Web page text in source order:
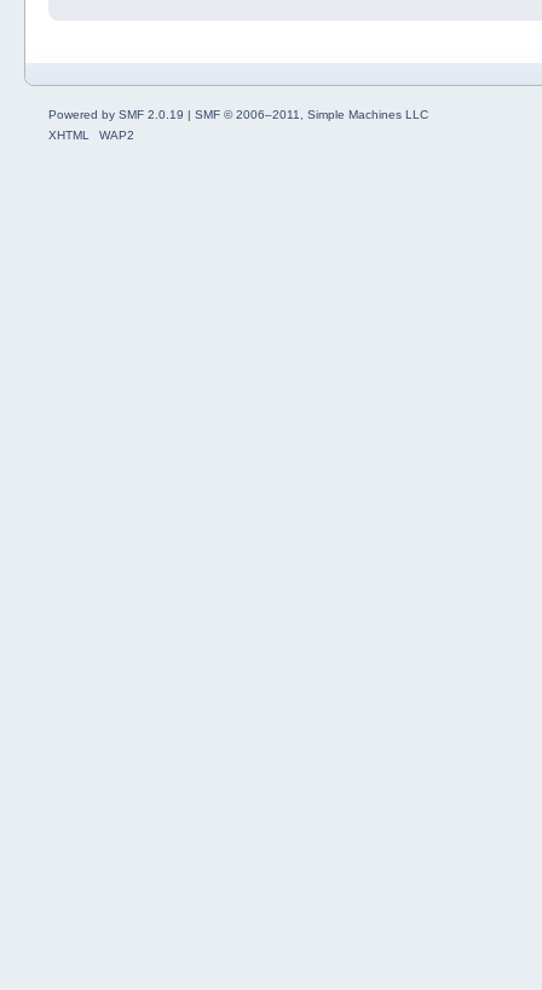
Powered by SMF 2.0.19 | SMF © 2006–2011, Simple Machines LLC
XHTML
WAP2